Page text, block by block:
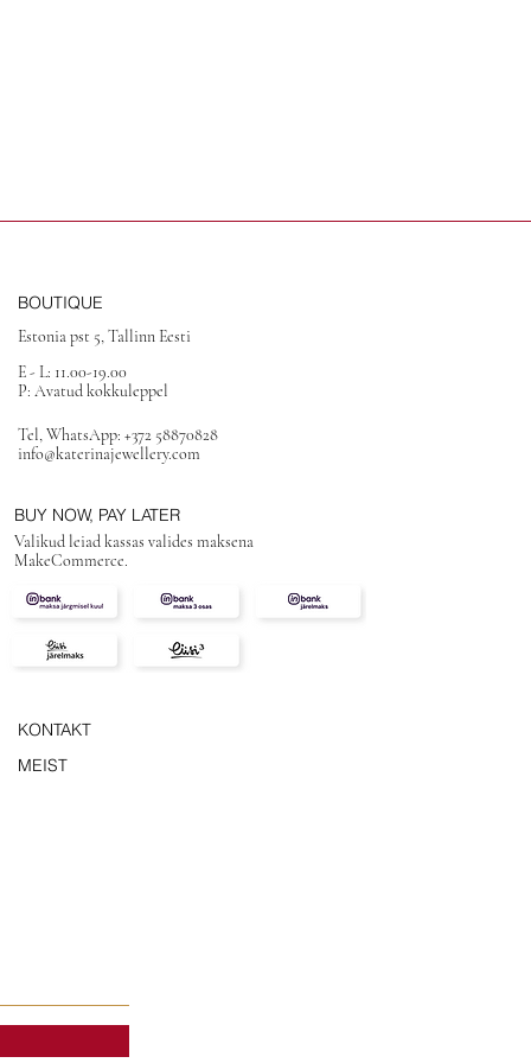
BOUTIQUE
Estonia pst 5, Tallinn Eesti
E - L: 11.00-19.00
P: Avatud kokkuleppel
Tel, WhatsApp: +372 58870828
info@katerinajewellery.com
BUY NOW, PAY LATER
Valikud leiad kassas valides maksena
MakeCommerce.
KONTAKT
MEIST